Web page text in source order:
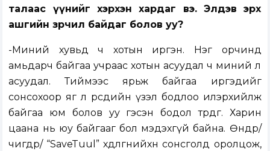
талаас үүнийг хэрхэн хардаг вэ. Элдэв эрх
ашгийн зөрчил байдаг болов уу?
-Миний хувьд ч хотын иргэн. Нэг орчинд
амьдарч байгаа учраас хотын асуудал ч миний л
асуудал. Тиймээс ярьж байгаа иргэдийг
сонсохоор яг л өөрсдийн үзэл бодлоо илэрхийлж
байгаа юм болов уу гэсэн бодол төрдөг. Харин
цаана нь юу байгааг бол мэдэхгүй байна. Өнөөдөр/
өчигдөр/ “SaveTuul” хөдөлгөөнийхөн сонсголд оролцож,